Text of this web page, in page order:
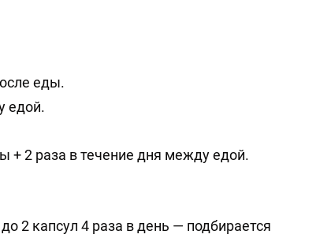
еды.
едой.
+ 2 раза в течение дня между едой.
2 капсул 4 раза в день — подбирается